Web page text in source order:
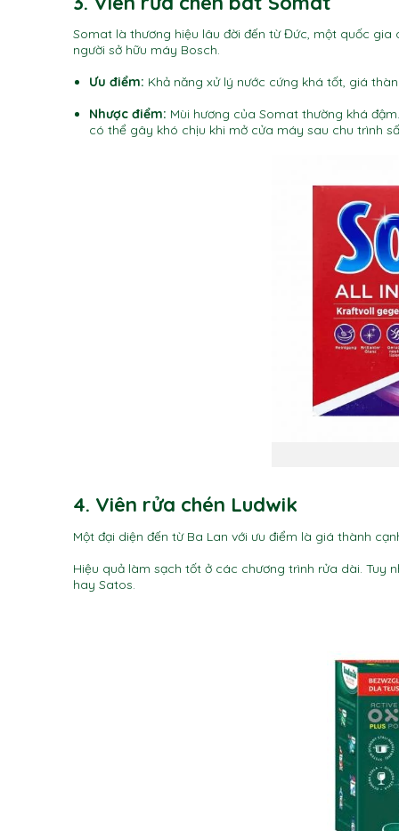
Somat là thương hiệu lâu đời đến từ Đức, một quốc
người sở hữu máy Bosch.
Ưu điểm: Khả năng xử lý nước cứng khá tốt, giá
Nhược điểm: Mùi hương của Somat thường khá
có thể gây khó chịu khi mở cửa máy sau chu trình
4. Viên rửa chén Ludwik
Một đại diện đến từ Ba Lan với ưu điểm là giá thành
Hiệu quả làm sạch tốt ở các chương trình rửa dài. Tuy
hay Satos.